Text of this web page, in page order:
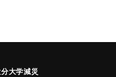
大学減災